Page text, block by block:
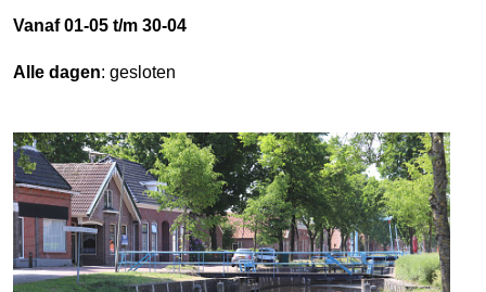
Vanaf 01-05 t/m 30-04
Alle dagen: gesloten